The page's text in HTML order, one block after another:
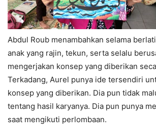
Abdul Roub menambahkan selama
anak yang rajin, tekun, serta selalu
mengerjakan konsep yang diberikan
Terkadang, Aurel punya ide tersendiri
konsep yang diberikan. Dia pun tidak
tentang hasil karyanya. Dia pun punya
saat mengikuti perlombaan.